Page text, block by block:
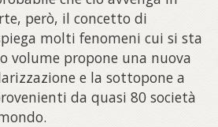
però, il concetto di
molti fenomeni cui si sta
volume propone una nuova
e la sottopone a
da quasi 80 società